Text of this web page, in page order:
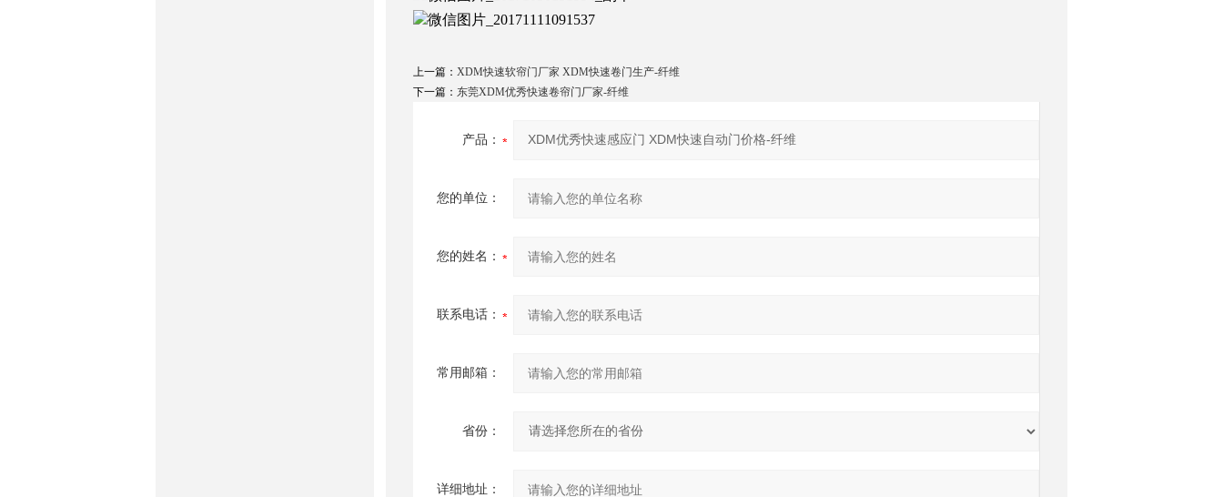
上一篇： XDM快速软帘门厂家 XDM快速卷门生产-纤维
下一篇： 东莞XDM优秀快速卷帘门厂家-纤维
产品：
您的单位：
您的姓名：
联系电话：
常用邮箱：
省份：
详细地址：